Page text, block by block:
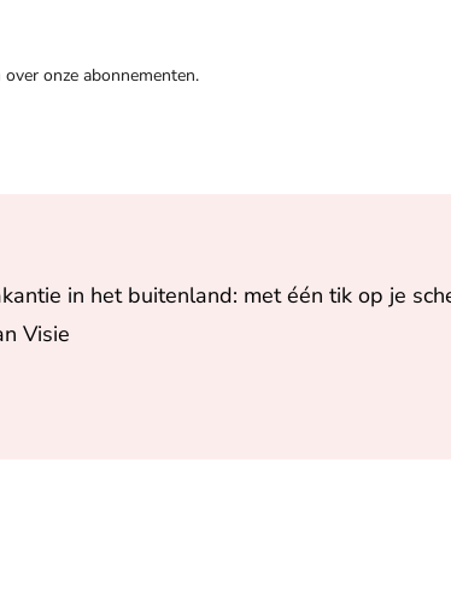
onze abonnementen.
in het buitenland: met één tik op je
Visie